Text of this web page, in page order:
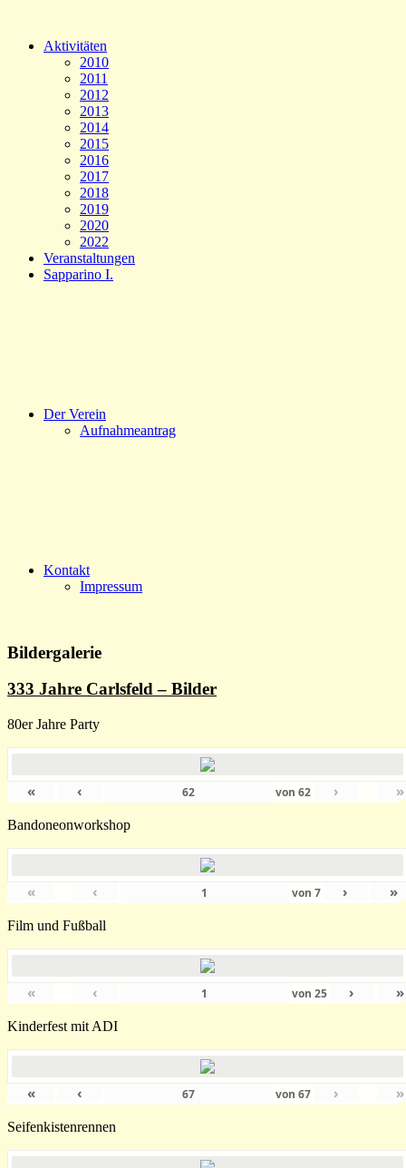
Aktivitäten
2010
2011
2012
2013
2014
2015
2016
2017
2018
2019
2020
2022
Veranstaltungen
Sapparino I.
Der Verein
Aufnahmeantrag
Kontakt
Impressum
Bildergalerie
333 Jahre Carlsfeld – Bilder
80er Jahre Party
« ‹ von62 › »
Bandoneonworkshop
« ‹ von 7 › »
Film und Fußball
« ‹ von 25 › »
Kinderfest mit ADI
« ‹ von67 › »
Seifenkistenrennen